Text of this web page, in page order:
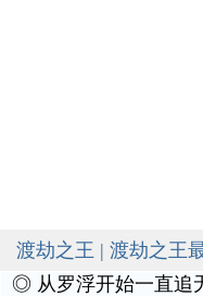
渡劫之王 | 渡劫之王
◎ 从罗浮开始一直追